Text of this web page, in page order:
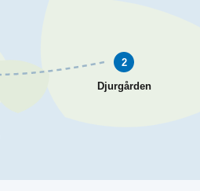
2
Djurgården